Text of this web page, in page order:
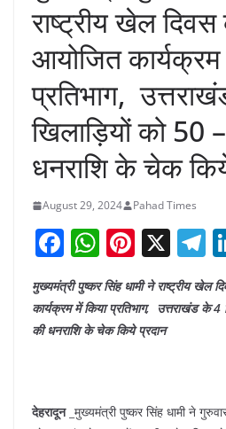
राष्ट्रीय खेल
आयोजित कार्यक्रम
प्रतिभाग,
खिलाड़ियों को 50
धनराशि के चेक
August 29, 2024 Pahad Times
F
a
c
e
o
W
h
at
s
p
Pi
nt
er
e
X T
el
e
मुख्यमंत्री पुष्कर सिंह धामी ने राष्ट्रीय
कार्यक्रम में किया प्रतिभाग, उत्तराखंड के
की धनराशि के चेक किये प्रदान
देहरादून_मुख्यमंत्री पुष्कर सिंह धामी ने